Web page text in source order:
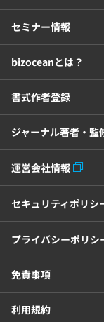
セミナー情報
bizoceanとは？
書式作者登録
ジャーナル著者・監
運営会社情報
セキュリティポリシ
プライバシーポリシ
免責事項
利用規約